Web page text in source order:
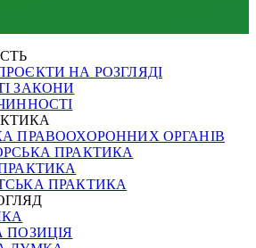
НА РОЗГЛЯДІ
ЗАКОНИ
ПРАВООХОРОННИХ ОРГАНІВ
ПРАКТИКА
ПРАКТИКА
ПОЗИЦІЯ